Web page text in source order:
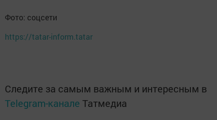
Фото: соцсети
https://tatar-inform.tatar
Следите за самым важным и интересным в
Telegram-канале Татмедиа